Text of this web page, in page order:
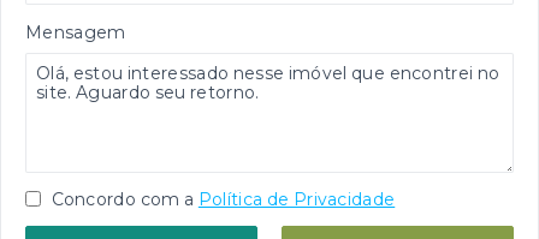
Mensagem
Concordo com a Política de Privacidade